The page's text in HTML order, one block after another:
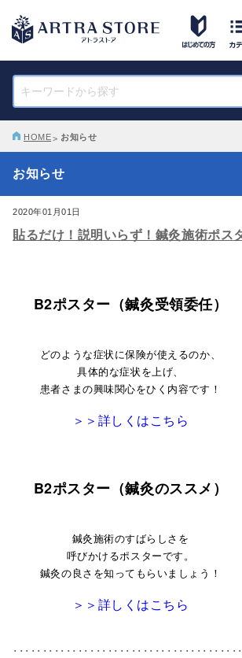
HOME お知らせ
お知らせ
2020年01月01日
貼るだけ！説明いらず！鍼灸施術ポス
B2ポスター（鍼灸受領委任）
どのような症状に保険が使えるのか、
具体的な症状を上げ、
患者さまの興味関心をひく内容です！
＞＞詳しくはこちら
B2ポスター（鍼灸のススメ）
鍼灸施術のすばらしさを
呼びかけるポスターです。
鍼灸の良さを知ってもらいましょう！
＞＞詳しくはこちら
･････････････････････････････････････